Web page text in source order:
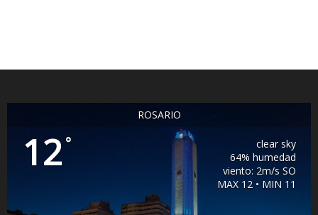
ROSARIO
12 °
clear sky
64% humedad
viento: 2m/s SO
MAX 12 • MIN 11